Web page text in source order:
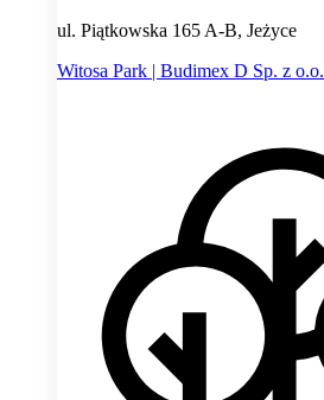
ul. Piątkowska 165 A-B, Jeżyce
Witosa Park | Budimex D Sp. z o.o.